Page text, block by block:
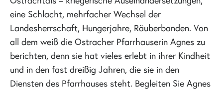
eine Schlacht, mehrfacher Wechsel der
Landesherrschaft, Hungerjahre, Räuberbanden. Von
all dem weiß die Ostracher Pfarrhauserin Agnes zu
berichten, denn sie hat vieles erlebt in ihrer Kindheit
und in den fast dreißig Jahren, die sie in den
Diensten des Pfarrhauses steht. Begleiten Sie Agnes